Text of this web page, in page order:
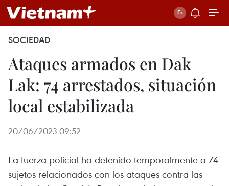
SOCIEDAD
Ataques armados en Dak
Lak: 74 arrestados, situación
local estabilizada
20/06/2023 09:52
La fuerza policial ha detenido temporalmente a 74
sujetos relacionados con los ataques contra las